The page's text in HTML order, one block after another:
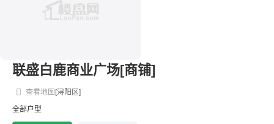
联盛白鹿商业广场[商铺]
[浔阳区]
查看地图
全部户型